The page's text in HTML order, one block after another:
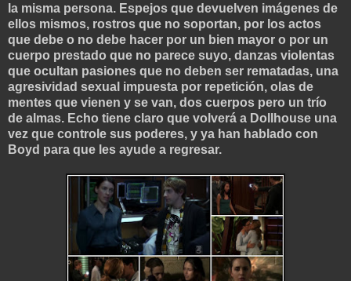
la misma persona. Espejos que devuelven imágenes de
ellos mismos, rostros que no soportan, por los actos
que debe o no debe hacer por un bien mayor o por un
cuerpo prestado que no parece suyo, danzas violentas
que ocultan pasiones que no deben ser rematadas, una
agresividad sexual impuesta por repetición, olas de
mentes que vienen y se van, dos cuerpos pero un trío
de almas. Echo tiene cl aro que volverá a Dollhouse una
vez que controle sus poderes, y ya han hablado con
Boyd para que les ayude a regresar.